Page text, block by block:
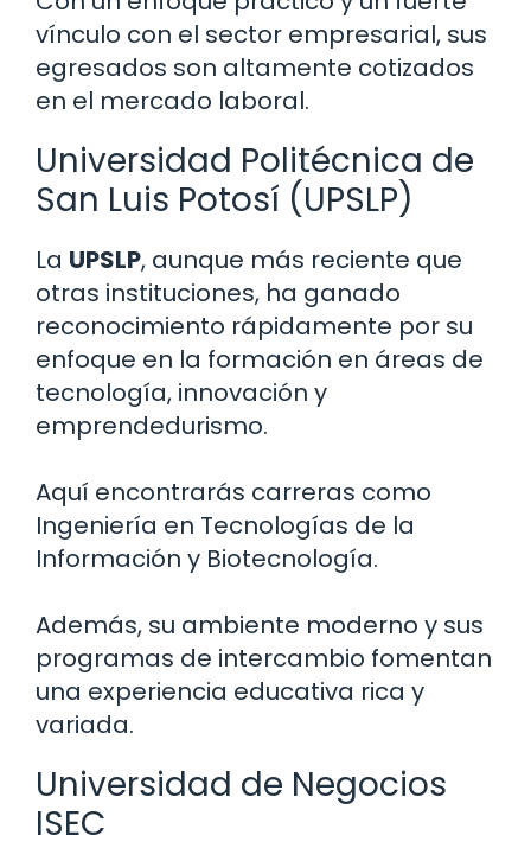
vínculo con el sector empresarial, sus
egresados son altamente cotizados
en el mercado laboral.
Universidad Politécnica de
San Luis Potosí (UPSLP)
La UPSLP, aunque más reciente que
otras instituciones, ha ganado
reconocimiento rápidamente por su
enfoque en la formación en áreas de
tecnología, innovación y
emprendedurismo.
Aquí encontrarás carreras como
Ingeniería en Tecnologías de la
Información y Biotecnología.
Además, su ambiente moderno y sus
programas de intercambio fomentan
una experiencia educativa rica y
variada.
Universidad de Negocios
ISEC